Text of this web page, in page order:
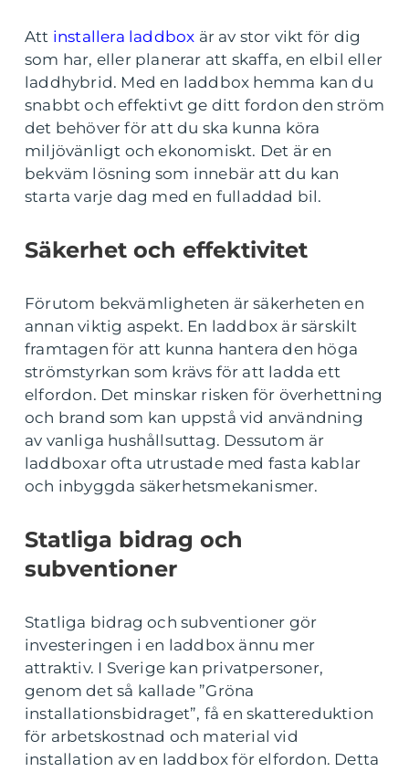
Att installera laddbox är av stor vikt för dig
som har, eller planerar att skaffa, en elbil eller
laddhybrid. Med en laddbox hemma kan du
snabbt och effektivt ge ditt fordon den ström
det behöver för att du ska kunna köra
miljövänligt och ekonomiskt. Det är en
bekväm lösning som innebär att du kan
starta varje dag med en fulladdad bil.
Säkerhet och effektivitet
Förutom bekvämligheten är säkerheten en
annan viktig aspekt. En laddbox är särskilt
framtagen för att kunna hantera den höga
strömstyrkan som krävs för att ladda ett
elfordon. Det minskar risken för överhettning
och brand som kan uppstå vid användning
av vanliga hushållsuttag. Dessutom är
laddboxar ofta utrustade med fasta kablar
och inbyggda säkerhetsmekanismer.
Statliga bidrag och
subventioner
Statliga bidrag och subventioner gör
investeringen i en laddbox ännu mer
attraktiv. I Sverige kan privatpersoner,
genom det så kallade ”Gröna
installationsbidraget”, få en skattereduktion
för arbetskostnad och material vid
installation av en laddbox för elfordon. Detta